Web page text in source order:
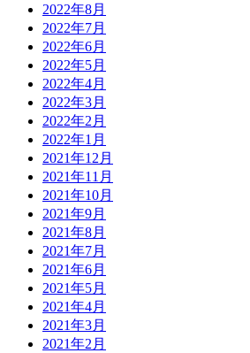
2022年8月
2022年7月
2022年6月
2022年5月
2022年4月
2022年3月
2022年2月
2022年1月
2021年12月
2021年11月
2021年10月
2021年9月
2021年8月
2021年7月
2021年6月
2021年5月
2021年4月
2021年3月
2021年2月